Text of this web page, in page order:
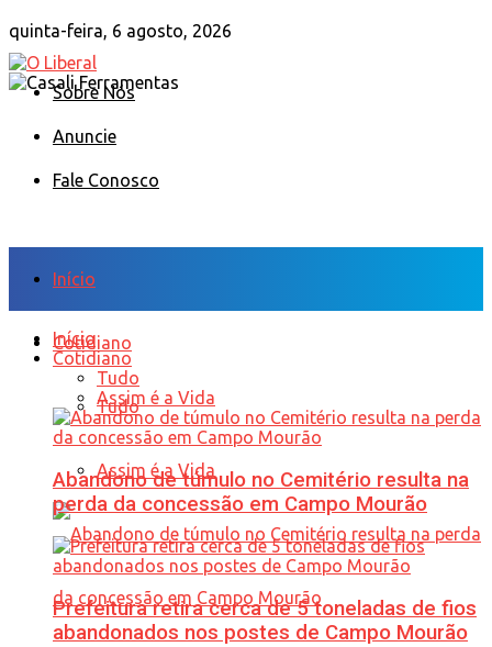
quinta-feira, 6 agosto, 2026
Sobre Nós
Anuncie
Fale Conosco
Início
Cotidiano
Tudo
Assim é a Vida
Início
Cotidiano
Tudo
Assim é a Vida
Abandono de túmulo no Cemitério resulta na
perda da concessão em Campo Mourão
Prefeitura retira cerca de 5 toneladas de fios
abandonados nos postes de Campo Mourão